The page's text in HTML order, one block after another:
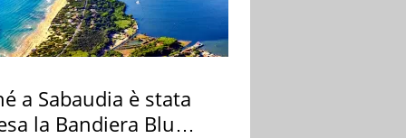
a Sabaudia è stata
la Bandiera Blu